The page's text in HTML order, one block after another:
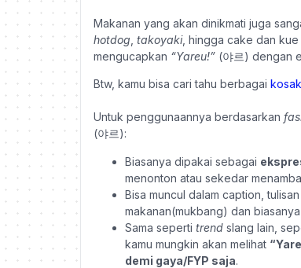
Makanan yang akan dinikmati juga
hotdog takoyaki, hingga cake dan kue
mengucapkan “Yareu!” (야르) dengan
Btw, kamu bisa cari tahu berbagai
Untuk penggunaannya berdasarkan
(야르):
Biasanya dipakai sebagai
menonton atau sekedar
Bisa muncul dalam caption,
makanan(mukbang) dan
Sama seperti trend slang lain,
kamu mungkin akan melihat
demi gaya/FYP saja.